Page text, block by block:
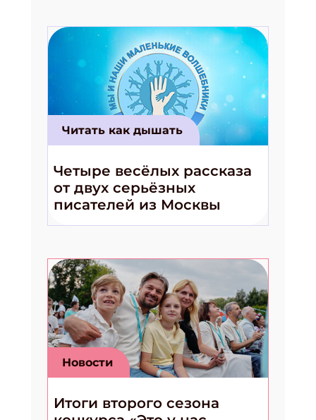
Читать как дышать
Четыре весёлых рассказа
от двух серьёзных
писателей из Москвы
Новости
Итоги второго сезона
ПОДПИСАТЬСЯ